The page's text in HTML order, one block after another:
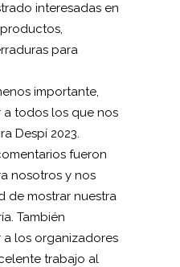
interesadas en
para
importante,
todos los que nos
Despí 2023.
fueron
nosotros y nos
de mostrar nuestra
También
los organizadores
trabajo al